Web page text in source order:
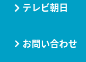
テレビ朝日
お問い合わせ